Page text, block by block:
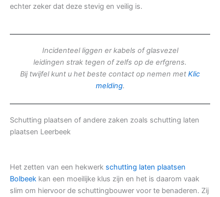
echter zeker dat deze stevig en veilig is.
Incidenteel liggen er kabels of glasvezel
leidingen strak tegen of zelfs op de erfgrens.
Bij twijfel kunt u het beste contact op nemen met Klic
melding.
Schutting plaatsen of andere zaken zoals schutting laten
plaatsen Leerbeek
Het zetten van een hekwerk schutting laten plaatsen
Bolbeek kan een moeilijke klus zijn en het is daarom vaak
slim om hiervoor de schuttingbouwer voor te benaderen. Zij